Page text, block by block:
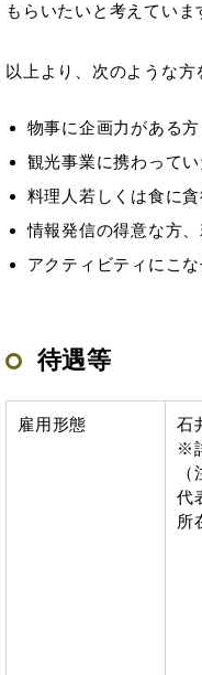
もらいたいと考えていま
以上より、次のような方
物事に企画力がある方
観光事業に携わって
料理人若しくは食に
情報発信の得意な方
アクティビティにこ
待遇等
雇用形態
石
※
代
所